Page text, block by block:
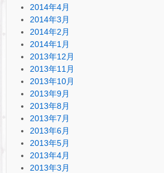
2014年4月
2014年3月
2014年2月
2014年1月
2013年12月
2013年11月
2013年10月
2013年9月
2013年8月
2013年7月
2013年6月
2013年5月
2013年4月
2013年3月